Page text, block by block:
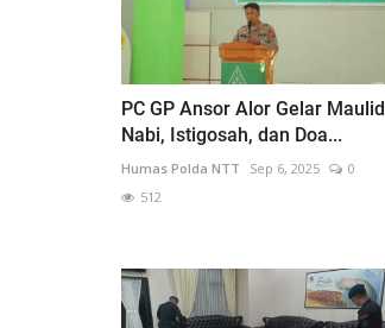
PC GP Ansor Alor Gelar Maulid
Nabi, Istigosah, dan Doa...
Humas Polda NTT Sep 6, 2025
0
512